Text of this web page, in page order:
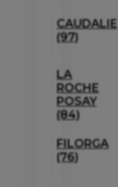
CAUDALIE
(97)
LA
ROCHE
POSAY
(84)
FILORGA
(76)